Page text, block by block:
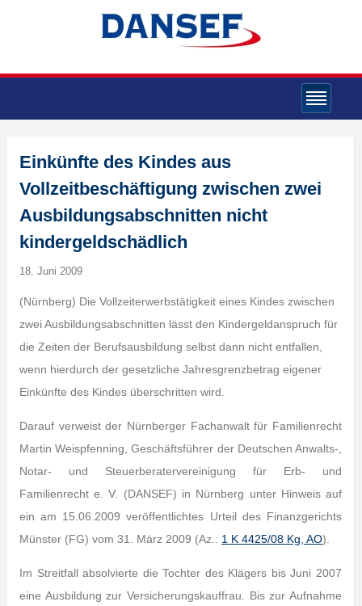
Einkünfte des Kindes aus
Vollzeitbeschäftigung zwischen zwei
Ausbildungsabschnitten nicht
kindergeldschädlich
18. Juni 2009
(Nürnberg) Die Vollzeiterwerbstätigkeit eines Kindes zwischen
zwei Ausbildungsabschnitten lässt den Kindergeldanspruch für
die Zeiten der Berufsausbildung selbst dann nicht entfallen,
wenn hierdurch der gesetzliche Jahresgrenzbetrag eigener
Einkünfte des Kindes überschritten wird.
Darauf verweist der Nürnberger Fachanwalt für Familienrecht
Martin Weispfenning, Geschäftsführer der Deutschen Anwalts-,
Notar- und Steuerberatervereinigung für Erb- und
Familienrecht e. V. (DANSEF) in Nürnberg unter Hinweis auf
ein am 15.06.2009 veröffentlichtes Urteil des Finanzgerichts
Münster (FG) vom 31. März 2009 (Az.: 1 K 4425/08 Kg, AO).
Im Streitfall absolvierte die Tochter des Klägers bis Juni 2007
eine Ausbildung zur Versicherungskauffrau. Bis zur Aufnahme